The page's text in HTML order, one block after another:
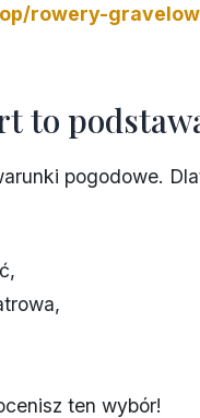
rowery-
to
pogodowe.
ten wybór!